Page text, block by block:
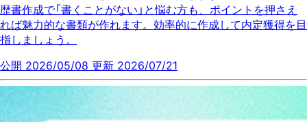
歴書作成で「書くことがない」と悩む方も、ポイントを押さえ
れば魅力的な書類が作れます。効率的に作成して内定獲得を目
指しましょう。
公開 2026/05/08 更新 2026/07/21